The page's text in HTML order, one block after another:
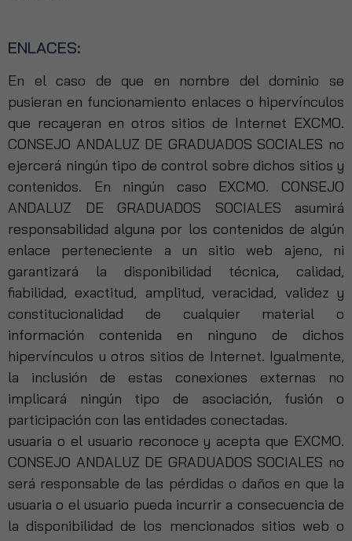
ENLACES:
En el caso de que en nombre del dominio se
pusieran en funcionamiento enlaces o hipervínculos
que recayeran en otros sitios de Internet EXCMO.
CONSEJO ANDALUZ DE GRADUADOS SOCIALES no
ejercerá ningún tipo de control sobre dichos sitios y
contenidos. En ningún caso EXCMO. CONSEJO
ANDALUZ DE GRADUADOS SOCIALES asumirá
responsabilidad alguna por los contenidos de algún
enlace perteneciente a un sitio web ajeno, ni
garantizará la disponibilidad técnica, calidad,
fiabilidad, exactitud, amplitud, veracidad, validez y
constitucionalidad de cualquier material o
información contenida en ninguno de dichos
hipervínculos u otros sitios de Internet. Igualmente,
la inclusión de estas conexiones externas no
implicará ningún tipo de asociación, fusión o
participación con las entidades conectadas.
usuaria o el usuario reconoce y acepta que EXCMO.
CONSEJO ANDALUZ DE GRADUADOS SOCIALES no
será responsable de las pérdidas o daños en que la
usuaria o el usuario pueda incurrir a consecuencia de
la disponibilidad de los mencionados sitios web o
Necesarias
Estas
cookies no
son
opcionales.
necesarias
para que
funcione la
Estadísticas
Para que
mejorar la
funcionalidad
y estructura
de la web, en
base a cómo
se usa la web.
Experiencia
Para que
nuestra web
funcione lo
durante tu